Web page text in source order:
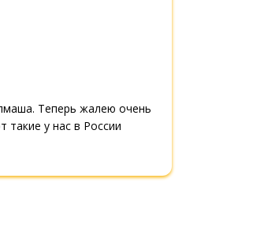
Теперь жалею очень
такие у нас в России